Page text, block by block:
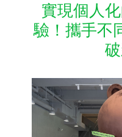
實現個人
驗！攜手不